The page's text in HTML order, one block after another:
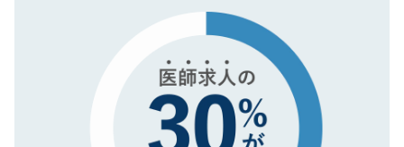
で、機密保持に関してもご安心ください。